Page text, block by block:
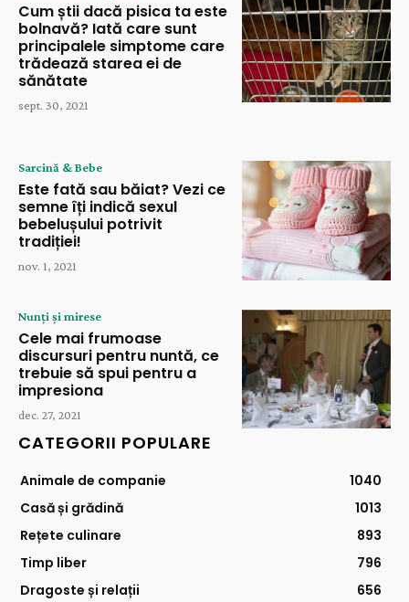
Cum știi dacă pisica ta este
bolnavă? Iată care sunt
principalele simptome care
trădează starea ei de
sănătate
sept. 30, 2021
Sarcină & Bebe
Este fată sau băiat? Vezi ce
semne îți indică sexul
bebelușului potrivit
tradiției!
nov. 1, 2021
Nunți și mirese
Cele mai frumoase
discursuri pentru nuntă, ce
trebuie să spui pentru a
impresiona
dec. 27, 2021
CATEGORII POPULARE
Animale de companie
1040
Casă și grădină
1013
Rețete culinare
893
Timp liber
796
Dragoste și relații
656